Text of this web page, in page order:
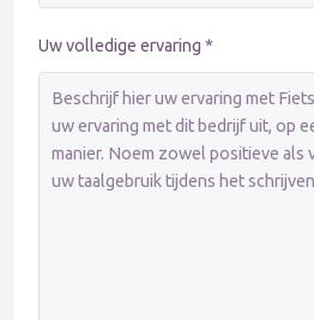
Uw volledige ervaring *